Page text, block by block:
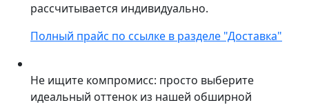
рассчитывается индивидуально.
Полный прайс по ссылке в разделе "Доставка"
Не ищите компромисс: просто выберите
идеальный оттенок из нашей обширной